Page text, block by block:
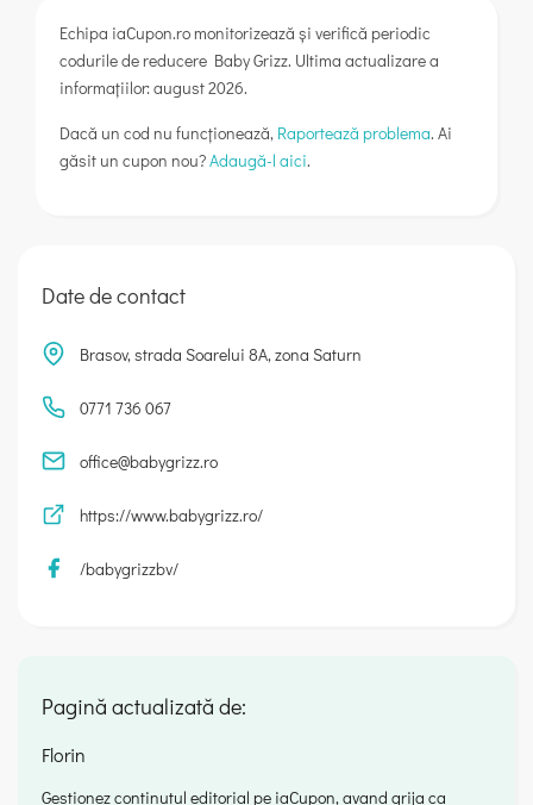
Echipa iaCupon.ro monitorizează și verifică periodic
codurile de reducere Baby Grizz. Ultima actualizare a
informațiilor: august 2026.
Dacă un cod nu funcționează, Raportează problema. Ai
găsit un cupon nou?Adaugă-l aici.
Date de contact
Brasov, strada Soarelui 8A, zona Saturn
0771 736 067
office@babygrizz.ro
https://www.babygrizz.ro/
/babygrizzbv/
Pagină actualizată de:
Florin
Gestionez continutul editorial pe iaCupon, avand grija ca